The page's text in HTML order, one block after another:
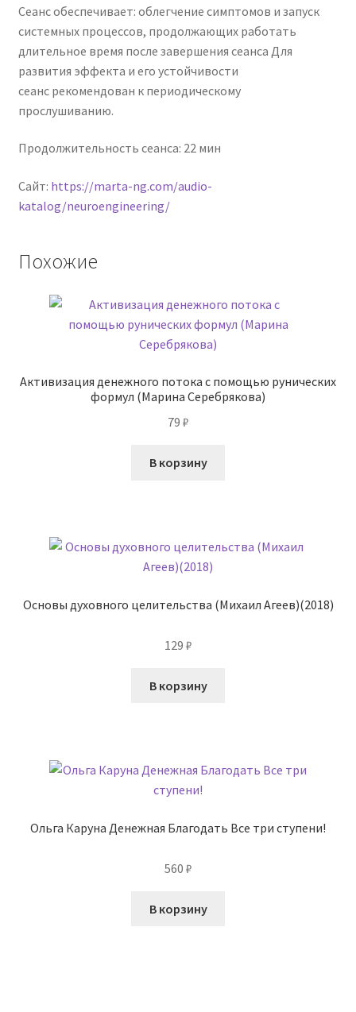
Сеанс обеспечивает: облегчение симптомов и запуск
системных процессов, продолжающих работать
длительное время после завершения сеанса Для
развития эффекта и его устойчивости
сеанс рекомендован к периодическому
прослушиванию.
Продолжительность сеанса: 22 мин
Сайт: https://marta-ng.com/audio-
katalog/neuroengineering/
Похожие
Активизация денежного потока с помощью рунических
формул (Марина Серебрякова)
79 ₽
В корзину
Основы духовного целительства (Михаил Агеев)(2018)
129 ₽
В корзину
Ольга Каруна Денежная Благодать Все три ступени!
560 ₽
В корзину